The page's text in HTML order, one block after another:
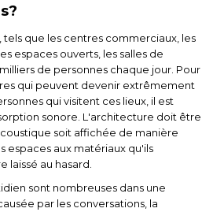
tels que les centres commerciaux, les
espaces ouverts, les salles de
de personnes chaque jour. Pour
qui peuvent devenir extrêmement
qui visitent ces lieux, il est
sonore. L'architecture doit être
soit affichée de manière
espaces aux matériaux qu'ils
laissé au hasard.
sont nombreuses dans une
par les conversations, la